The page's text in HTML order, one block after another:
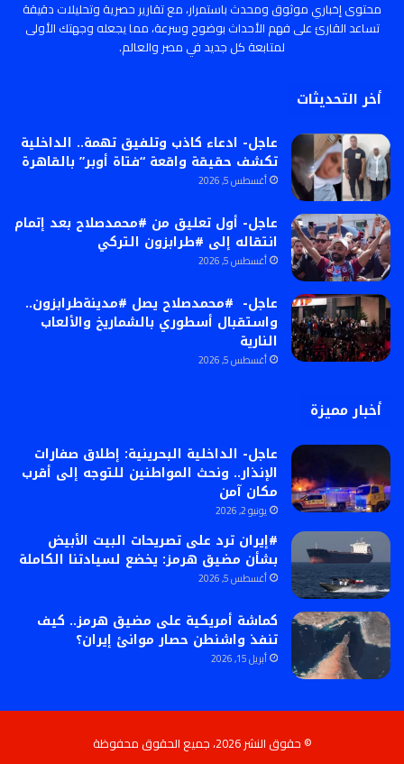
محتوى إخباري موثوق ومحدث باستمرار، مع تقارير حصرية وتحليلات دقيقة
تساعد القارئ على فهم الأحداث بوضوح وسرعة، مما يجعله وجهتك الأولى
لمتابعة كل جديد في مصر والعالم.
أخر التحديثات
عاجل- ادعاء كاذب وتلفيق تهمة.. الداخلية
تكشف حقيقة واقعة “فتاة أوبر” بالقاهرة
أغسطس 5, 2026
عاجل- أول تعليق من #محمدصلاح بعد إتمام
انتقاله إلى #طرابزون التركي
أغسطس 5, 2026
عاجل- #محمدصلاح يصل #مدينةطرابزون..
واستقبال أسطوري بالشماريخ والألعاب
النارية
أغسطس 5, 2026
أخبار مميزة
عاجل- الداخلية البحرينية: إطلاق صفارات
الإنذار.. ونحث المواطنين للتوجه إلى أقرب
مكان آمن
يونيو 2, 2026
#إيران ترد على تصريحات البيت الأبيض
بشأن مضيق هرمز: يخضع لسيادتنا الكاملة
أغسطس 5, 2026
كماشة أمريكية على مضيق هرمز.. كيف
تنفذ واشنطن حصار موانئ إيران؟
أبريل 15, 2026
© حقوق النشر 2026، جميع الحقوق محفوظة